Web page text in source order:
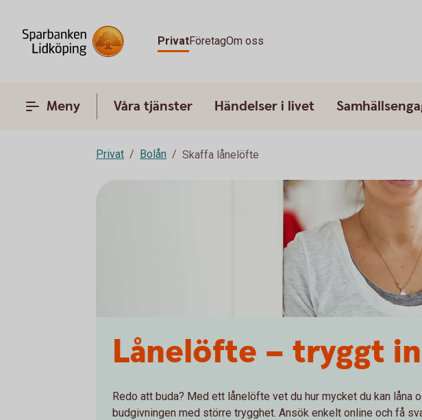
PrivatFöretagOm oss
Meny Våra tjänster Händelser i livet
Privat Bolån Skaffa lånelöfte
Lånelöfte – tryggt
Redo att buda? Med ett lånelöfte vet du hur mycket du kan låna
budgivningen med större trygghet. Ansök enkelt online och få